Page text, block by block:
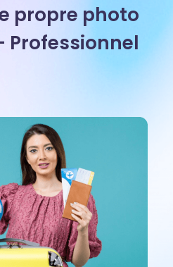
propre photo
Professionnel